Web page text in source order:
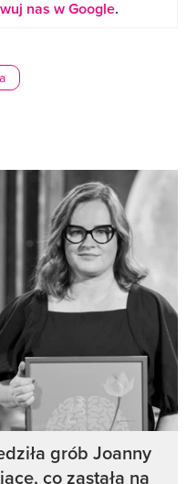
nas w Google.
grób Joanny
co zastała na